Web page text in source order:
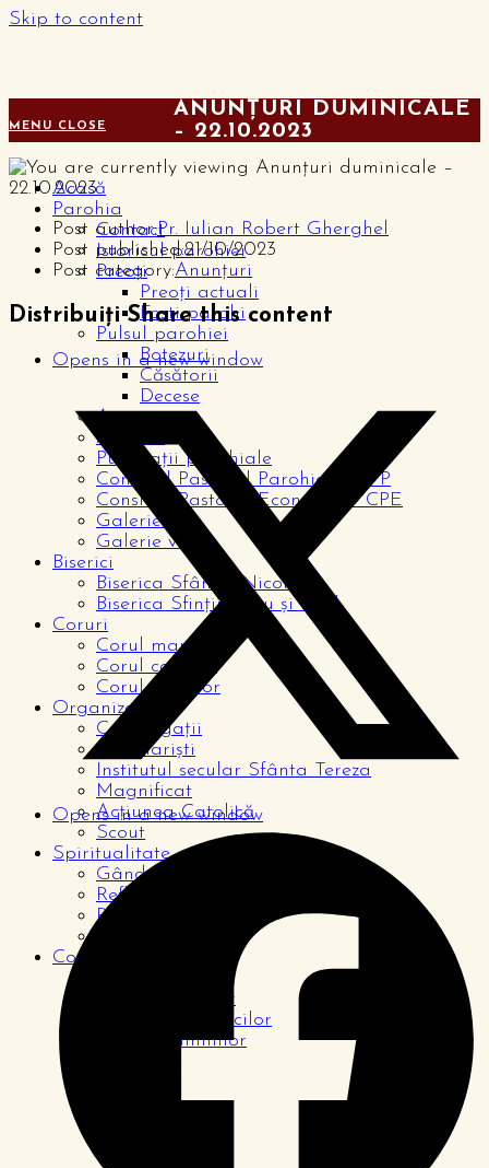
Skip to content
MENU CLOSE
Acasă
Parohia
Contact
Istoricul parohiei
Preoți
Preoți actuali
Foști parohi
Pulsul parohiei
Botezuri
Căsătorii
Decese
Anunțuri
Articole
Publicații parohiale
Consiliul Pastoral Parohial – CPP
Consiliul Pastoral Economic – CPE
Galerie foto
Galerie video
Biserici
Biserica Sfântul Nicolae
Biserica Sfinții Petru și Paul
Coruri
Corul mare
Corul copiilor
Corul tinerilor
Organizații
Congregații
Seminariști
Institutul secular Sfânta Tereza
Magnificat
Acțiunea Catolică
Scout
Spiritualitate
Gândul zilei
Reflecții
Rugăciuni
Comunitate
Pagina tinerilor
Pagina logodnicilor
Pagina familiilor
ANUNȚURI DUMINICALE
– 22.10.2023
Post author:Pr. Iulian Robert Gherghel
Post published:21/10/2023
Post category:Anunțuri
Distribuiți Share this content
Opens in a new window
Opens in a new window